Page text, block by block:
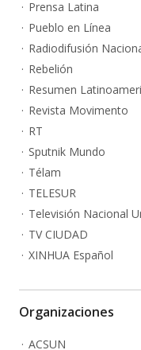
Prensa Latina
Pueblo en Línea
Radiodifusión
Rebelión
Resumen
Revista Movimento
RT
Sputnik Mundo
Télam
TELESUR
Televisión Nacional
TV CIUDAD
XINHUA Español
Organizaciones
ACSUN